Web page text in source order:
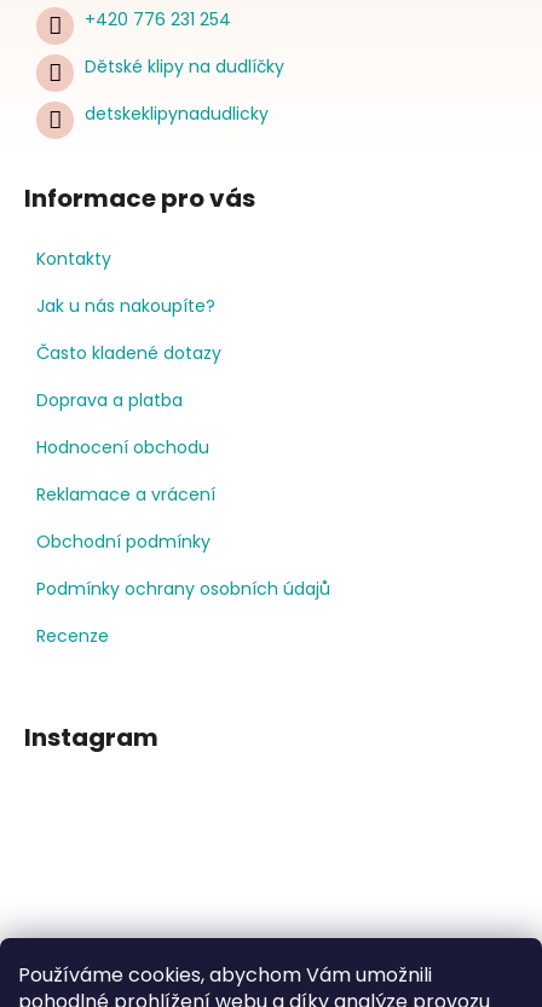
Používáme cookies, abychom Vám umožnili
+420 776 231 254
Dětské klipy na dudlíčky
detskeklipynadudlicky
Informace pro vás
Kontakty
Jak u nás nakoupíte?
Často kladené dotazy
Doprava a platba
Hodnocení obchodu
Reklamace a vrácení
Obchodní podmínky
Podmínky ochrany osobních údajů
Recenze
Instagram
Sledovat na Instagramu